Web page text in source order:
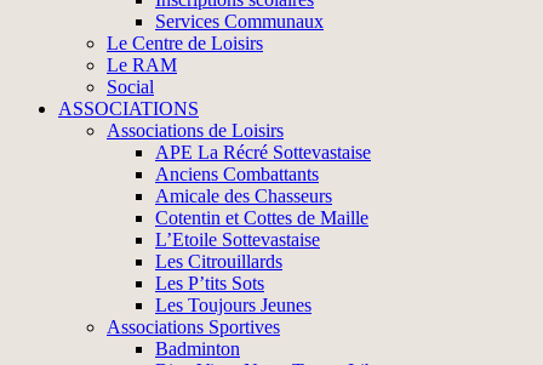
Services Communaux
Le Centre de Loisirs
Le RAM
Social
ASSOCIATIONS
Associations de Loisirs
APE La Récré Sottevastaise
Anciens Combattants
Amicale des Chasseurs
Cotentin et Cottes de Maille
L’Etoile Sottevastaise
Les Citrouillards
Les P’tits Sots
Les Toujours Jeunes
Associations Sportives
Badminton